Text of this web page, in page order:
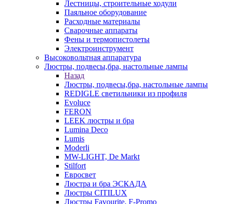
Лестницы, строительные ходули
Паяльное оборудование
Расходные материалы
Сварочные аппараты
Фены и термопистолеты
Электроинструмент
Высоковольтная аппаратура
Люстры, подвесы,бра, настольные лампы
Назад
Люстры, подвесы,бра, настольные лампы
REDIGLE светильники из профиля
Evoluce
FERON
LEEK люстры и бра
Lumina Deco
Lumis
Moderli
MW-LIGHT, De Markt
Stilfort
Евросвет
Люстра и бра ЭСКАДА
Люстры CITILUX
Люстры Favourite, F-Promo